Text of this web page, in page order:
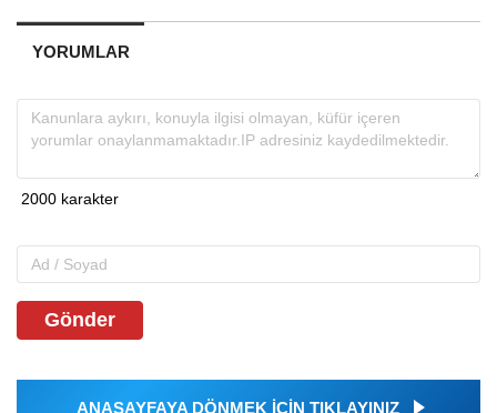
YORUMLAR
Gönder
ANASAYFAYA DÖNMEK İÇİN TIKLAYINIZ